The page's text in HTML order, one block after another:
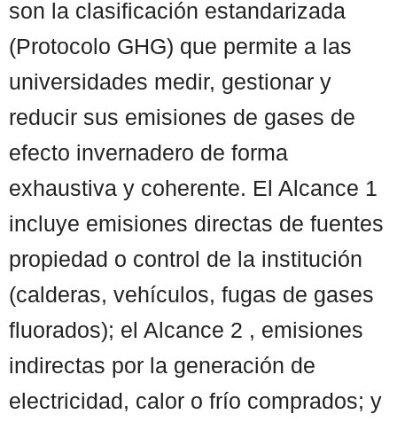
son la clasificación estandarizada
(Protocolo GHG) que permite a las
universidades medir, gestionar y
reducir sus emisiones de gases de
efecto invernadero de forma
exhaustiva y coherente. El Alcance 1
incluye emisiones directas de fuentes
propiedad o control de la institución
(calderas, vehículos, fugas de gases
fluorados); el Alcance 2 , emisiones
indirectas por la generación de
electricidad, calor o frío comprados; y